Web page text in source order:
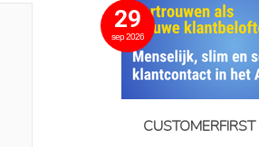
29
sep 2026